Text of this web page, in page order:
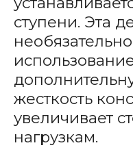
ступени. Эта
жесткость
увеличивает
нагрузкам.